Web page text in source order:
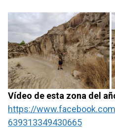
Vídeo de esta zona del
https://
639313349430665